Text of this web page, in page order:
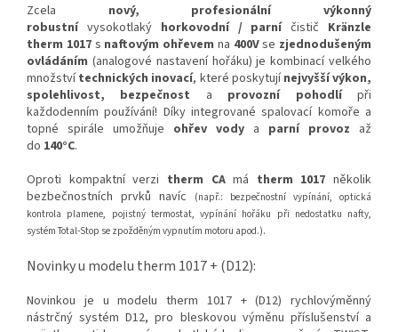
Zcela nový, profesionální výkonný
robustní vysokotlaký horkovodní / parníčistič Kränzle
therm 1017 s naftovým ohřevem na 400Vse zjednodušeným
ovládáním (analogové nastavení hořáku) je kombinací velkého
množstvítechnických inovací, které poskytujínejvyšší výkon,
spolehlivost, bezpečnost a provozní pohodlípři
každodenním používání! Díky integrované spalovací komoře a
topné spirále umožňuje ohřev vody a parní provoz až
do 140°C.
Oproti kompaktní verzi therm CAmá therm 1017 několik
bezbečnostních prvků navíc
(např.: bezpečnostní vypínání, optická
kontrola plamene, pojistný termostat, vypínání hořáku při nedostatku nafty,
systém Total-Stop se zpožděným vypnutím motoru apod.).
Novinky u modelu therm 1017 + (D12):
Novinkou je u modelu therm 1017 + (D12) rychlovýměnný
nástrčný systém D12, pro bleskovou výměnu příslušenství a